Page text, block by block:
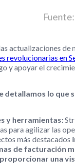
actualizaciones
revolucionarias en
y apoyar el
detallamos lo que
y herramientas:
para agilizar las
más destacados
de facturación
una